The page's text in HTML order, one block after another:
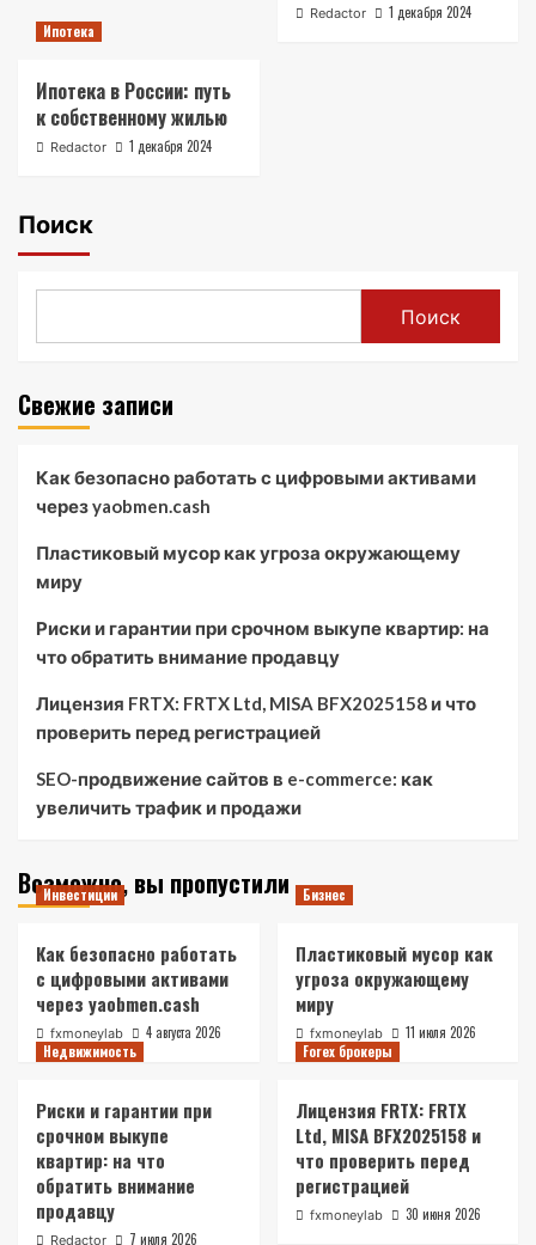
Redactor
1 декабря 2024
Ипотека
Ипотека в России: путь
к собственному жилью
Redactor 1 декабря 2024
Поиск
Поиск
Свежие записи
Как безопасно работать с цифровыми активами
через yaobmen.cash
Пластиковый мусор как угроза окружающему
миру
Риски и гарантии при срочном выкупе квартир: на
что обратить внимание продавцу
Лицензия FRTX: FRTX Ltd, MISA BFX2025158 и что
проверить перед регистрацией
SEO-продвижение сайтов в e-commerce: как
увеличить трафик и продажи
Возможно, вы пропустили
Инвестиции
Как безопасно работать
с цифровыми активами
через yaobmen.cash
fxmoneylab 4 августа 2026
Бизнес
Пластиковый мусор как
угроза окружающему
миру
fxmoneylab
11 июля 2026
Недвижимость
Риски и гарантии при
срочном выкупе
квартир: на что
обратить внимание
продавцу
Redactor 7 июля 2026
Forex брокеры
Лицензия FRTX: FRTX
Ltd, MISA BFX2025158 и
что проверить перед
регистрацией
fxmoneylab 30 июня 2026